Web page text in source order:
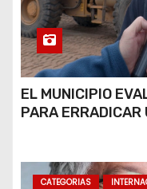
EL MUNICIPIO
PARA
CATEGORIAS